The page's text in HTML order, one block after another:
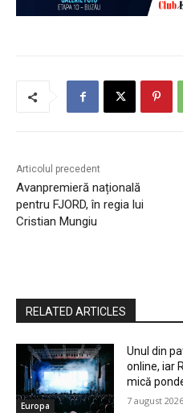
Articolul precedent
Avanpremieră națională
pentru FJORD, în regia lui
Cristian Mungiu
RELATED ARTICLES
Europa
Unul din
online, iar
mică
7 august 2026